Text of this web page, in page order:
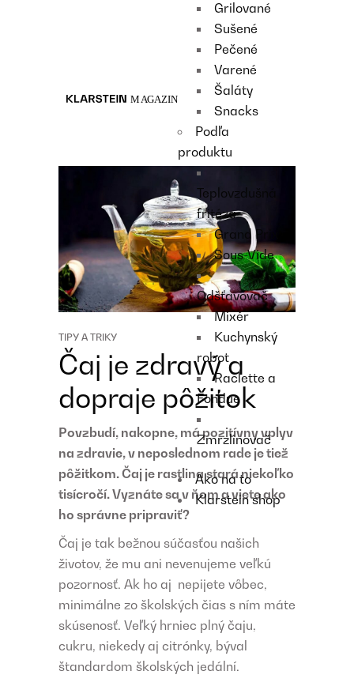
Grilované
Sušené
Pečené
Varené
Šaláty
Snacks
Podľa
produktu
Teplovzdušná
fritéza
Grand Prix
Sous-Vide
Odšťavovač
Mixér
Kuchynský
robot
Raclette a
Fondue
Zmrzlinovač
Ako na to
Klarstein shop
TIPY A TRIKY
Čaj je zdravý a
dopraje pôžitok
Povzbudí, nakopne, má pozitívny vplyv
na zdravie, v neposlednom rade je tiež
pôžitkom. Čaj je rastlina stará niekoľko
tisícročí. Vyznáte sa v ňom a viete ako
ho správne pripraviť?
Čaj je tak bežnou súčasťou našich
životov, že mu ani nevenujeme veľkú
pozornosť. Ak ho aj nepijete vôbec,
minimálne zo školských čias s ním máte
skúsenosť. Veľký hrniec plný čaju,
cukru, niekedy aj citrónky, býval
štandardom školských jedální.